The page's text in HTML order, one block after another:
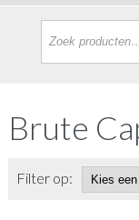
Brute
Filter op: